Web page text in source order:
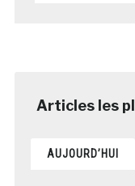
AUJOURD’HUI